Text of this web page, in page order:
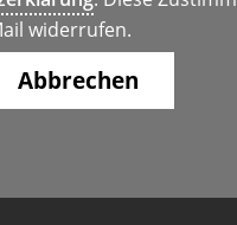
widerrufen.
Abbrechen